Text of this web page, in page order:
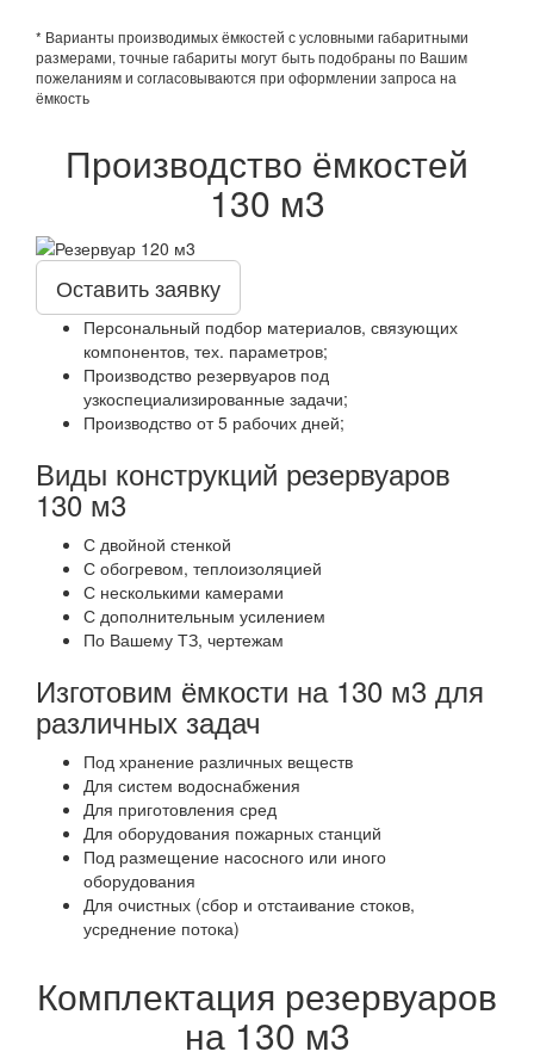
* Варианты производимых ёмкостей с условными габаритными
размерами, точные габариты могут быть подобраны по Вашим
пожеланиям и согласовываются при оформлении запроса на
ёмкость
Производство ёмкостей
130 м3
Оставить заявку
Персональный подбор материалов, связующих
компонентов, тех. параметров;
Производство резервуаров под
узкоспециализированные задачи;
Производство от 5 рабочих дней;
Виды конструкций резервуаров
130 м3
С двойной стенкой
С обогревом, теплоизоляцией
С несколькими камерами
С дополнительным усилением
По Вашему ТЗ, чертежам
Изготовим ёмкости на 130 м3 для
различных задач
Под хранение различных веществ
Для систем водоснабжения
Для приготовления сред
Для оборудования пожарных станций
Под размещение насосного или иного
оборудования
Для очистных (сбор и отстаивание стоков,
усреднение потока)
Комплектация резервуаров
на 130 м3